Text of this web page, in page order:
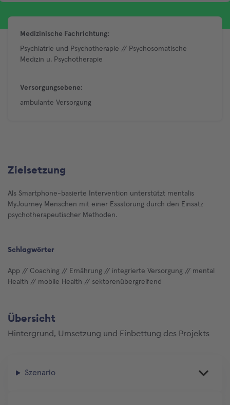
Medizinische Fachrichtung:
Psychiatrie und Psychotherapie // Psychosomatische
Medizin u. Psychotherapie
Versorgungsebene:
ambulante Versorgung
Zielsetzung
Als Smartphone-basierte Intervention unterstützt mentalis
MyJourney Menschen mit einer Essstörung durch den Einsatz
psychotherapeutischer Methoden.
Schlagwörter
App // Coaching // Ernährung // integrierte Versorgung // mental
Health // mobile Health // sektorenübergreifend
Übersicht
Hintergrund, Umsetzung und Einbettung des Projekts
Szenario